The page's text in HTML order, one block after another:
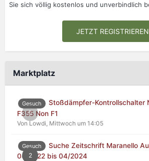
Sie sich völlig kostenlos und unverbindlich
JETZT REGISTRIEREN
Marktplatz
0
Gesuch
Stoßdämpfer-Kontrollschalter
F355 Non F1
Von Lowdi, Mittwoch um 14:05
2
Gesuch
Suche Zeitschrift Maranello
04/2022 bis 04/2024